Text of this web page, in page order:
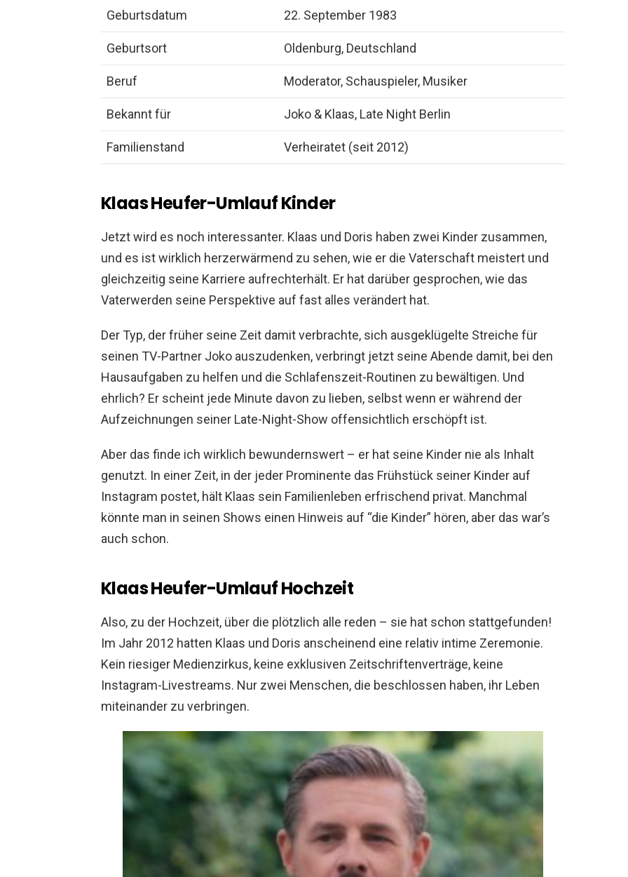
Geburtsdatum 22. September 1983
Geburtsort Oldenburg, Deutschland
Beruf Moderator, Schauspieler, Musiker
Bekannt für Joko & Klaas, Late Night Berlin
Familienstand Verheiratet (seit 2012)
Klaas Heufer-Umlauf Kinder
Jetzt wird es noch interessanter. Klaas und Doris haben zwei Kinder zusammen,
und es ist wirklich herzerwärmend zu sehen, wie er die Vaterschaft meistert und
gleichzeitig seine Karriere aufrechterhält. Er hat darüber gesprochen, wie das
Vaterwerden seine Perspektive auf fast alles verändert hat.
Der Typ, der früher seine Zeit damit verbrachte, sich ausgeklügelte Streiche für
seinen TV-Partner Joko auszudenken, verbringt jetzt seine Abende damit, bei den
Hausaufgaben zu helfen und die Schlafenszeit-Routinen zu bewältigen. Und
ehrlich? Er scheint jede Minute davon zu lieben, selbst wenn er während der
Aufzeichnungen seiner Late-Night-Show offensichtlich erschöpft ist.
Aber das finde ich wirklich bewundernswert – er hat seine Kinder nie als Inhalt
genutzt. In einer Zeit, in der jeder Prominente das Frühstück seiner Kinder auf
Instagram postet, hält Klaas sein Familienleben erfrischend privat. Manchmal
könnte man in seinen Shows einen Hinweis auf “die Kinder” hören, aber das war’s
auch schon.
Klaas Heufer-Umlauf Hochzeit
Also, zu der Hochzeit, über die plötzlich alle reden – sie hat schon stattgefunden!
Im Jahr 2012 hatten Klaas und Doris anscheinend eine relativ intime Zeremonie.
Kein riesiger Medienzirkus, keine exklusiven Zeitschriftenverträge, keine
Instagram-Livestreams. Nur zwei Menschen, die beschlossen haben, ihr Leben
miteinander zu verbringen.